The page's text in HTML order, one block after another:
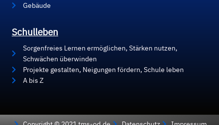
Gebäude
Schulleben
Sorgenfreies Lernen ermöglichen, Stärken nutzen,
Schwächen überwinden
Projekte gestalten, Neigungen fördern, Schule leben
A bis Z